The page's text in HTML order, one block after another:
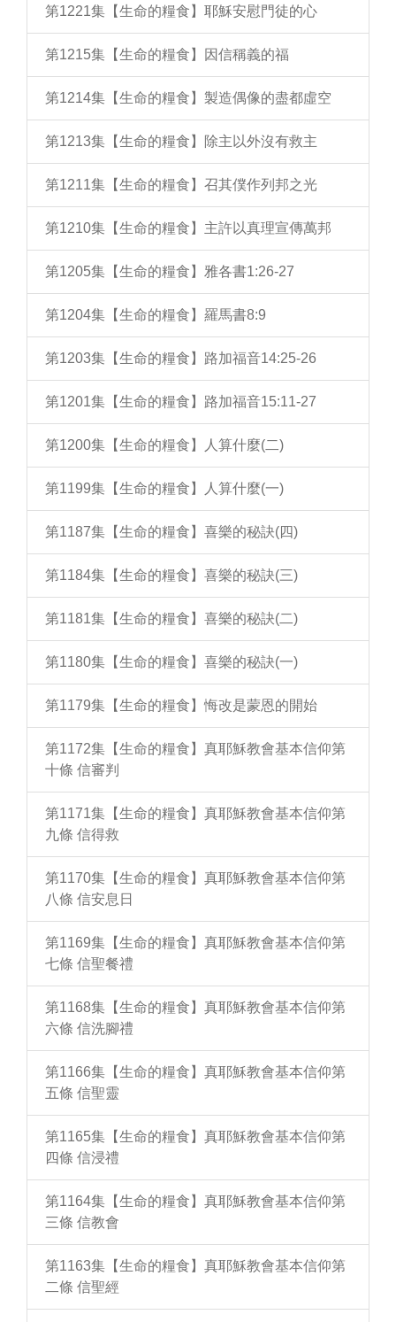
第1221集【生命的糧食】耶穌安慰門徒的心
第1215集【生命的糧食】因信稱義的福
第1214集【生命的糧食】製造偶像的盡都虛空
第1213集【生命的糧食】除主以外沒有救主
第1211集【生命的糧食】召其僕作列邦之光
第1210集【生命的糧食】主許以真理宣傳萬邦
第1205集【生命的糧食】雅各書1:26-27
第1204集【生命的糧食】羅馬書8:9
第1203集【生命的糧食】路加福音14:25-26
第1201集【生命的糧食】路加福音15:11-27
第1200集【生命的糧食】人算什麼(二)
第1199集【生命的糧食】人算什麼(一)
第1187集【生命的糧食】喜樂的秘訣(四)
第1184集【生命的糧食】喜樂的秘訣(三)
第1181集【生命的糧食】喜樂的秘訣(二)
第1180集【生命的糧食】喜樂的秘訣(一)
第1179集【生命的糧食】悔改是蒙恩的開始
第1172集【生命的糧食】真耶穌教會基本信仰第
十條 信審判
第1171集【生命的糧食】真耶穌教會基本信仰第
九條 信得救
第1170集【生命的糧食】真耶穌教會基本信仰第
八條 信安息日
第1169集【生命的糧食】真耶穌教會基本信仰第
七條 信聖餐禮
第1168集【生命的糧食】真耶穌教會基本信仰第
六條 信洗腳禮
第1166集【生命的糧食】真耶穌教會基本信仰第
五條 信聖靈
第1165集【生命的糧食】真耶穌教會基本信仰第
四條 信浸禮
第1164集【生命的糧食】真耶穌教會基本信仰第
三條 信教會
第1163集【生命的糧食】真耶穌教會基本信仰第
二條 信聖經